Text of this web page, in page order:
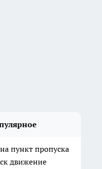
пункт пропуска
движение